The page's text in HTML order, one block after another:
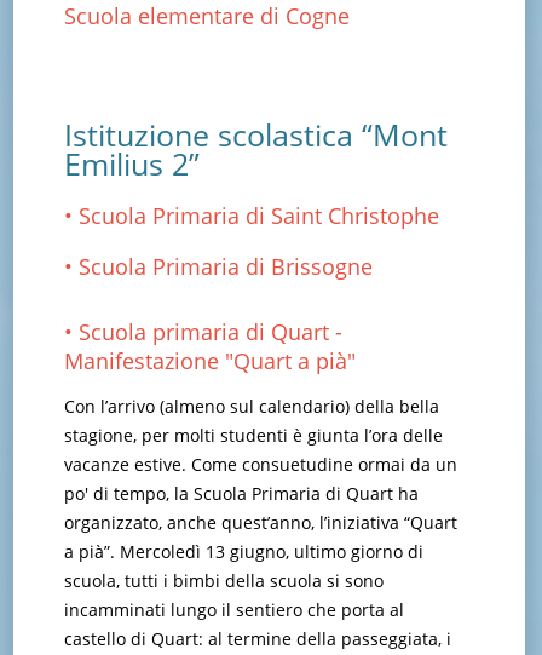
Scuola elementare di Cogne
Istituzione scolastica “Mont
Emilius 2”
• Scuola Primaria di Saint Christophe
• Scuola Primaria di Brissogne
• Scuola primaria di Quart -
Manifestazione "Quart a pià"
Con l’arrivo (almeno sul calendario) della bella
stagione, per molti studenti è giunta l’ora delle
vacanze estive. Come consuetudine ormai da un
po' di tempo, la Scuola Primaria di Quart ha
organizzato, anche quest’anno, l’iniziativa “Quart
a pià”. Mercoledì 13 giugno, ultimo giorno di
scuola, tutti i bimbi della scuola si sono
incamminati lungo il sentiero che porta al
castello di Quart: al termine della passeggiata, i